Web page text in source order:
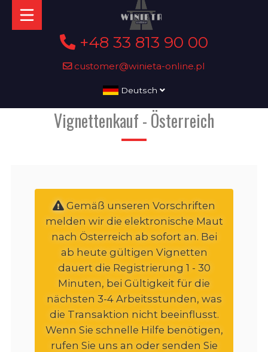
+48 33 813 90 00
customer@winieta-online.pl
Deutsch
Vignettenkauf - Österreich
Gemäß unseren Vorschriften
melden wir die elektronische Maut
nach Österreich ab sofort an. Bei
ab heute gültigen Vignetten
dauert die Registrierung 1 - 30
Minuten, bei Gültigkeit für die
nächsten 3-4 Arbeitsstunden, was
die Transaktion nicht beeinflusst.
Wenn Sie schnelle Hilfe benötigen,
rufen Sie uns an oder senden Sie